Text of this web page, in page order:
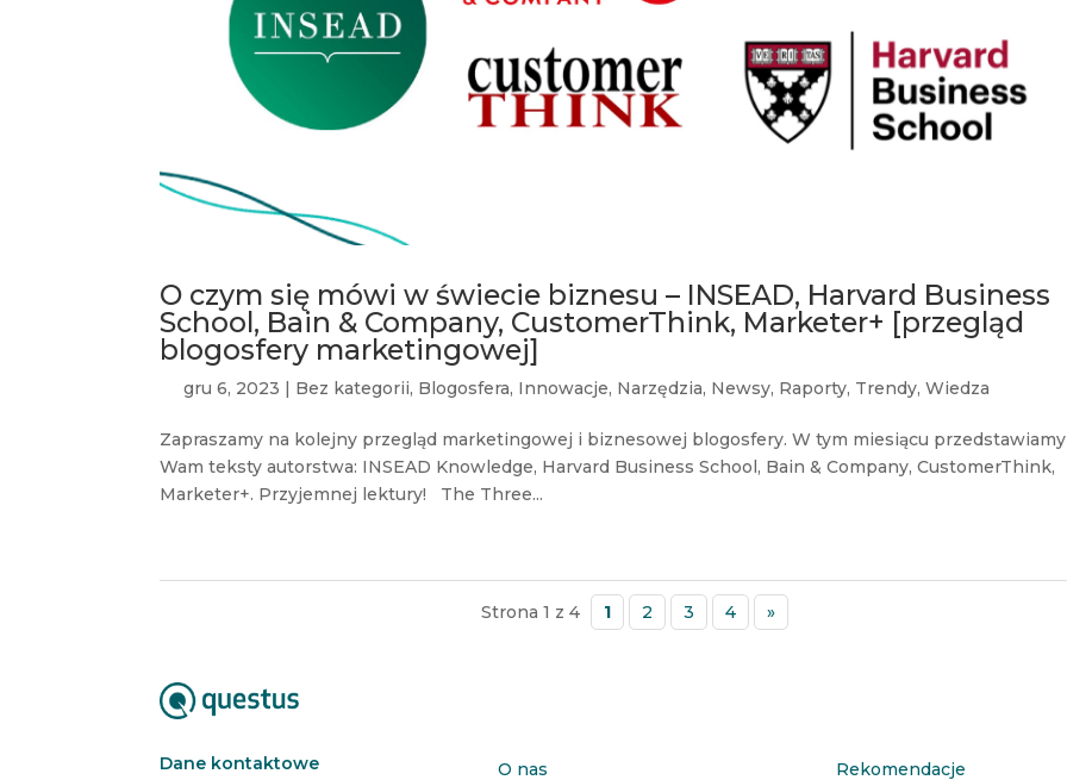
O czym się mówi w świecie biznesu – INSEAD, Harvard Business
School, Bain & Company, CustomerThink, Marketer+ [przegląd
blogosfery marketingowej]
gru 6, 2023 | Bez kategorii, Blogosfera, Innowacje, Narzędzia, Newsy, Raporty, Trendy,Wiedza
Zapraszamy na kolejny przegląd marketingowej i biznesowej blogosfery. W tym miesiącu przedstawiamy
Wam teksty autorstwa: INSEAD Knowledge, Harvard Business School, Bain & Company, CustomerThink,
Marketer+. Przyjemnej lektury! The Three...
Strona 1 z 4 1 2 3 4 »
Dane kontaktowe O nas Rekomendacje